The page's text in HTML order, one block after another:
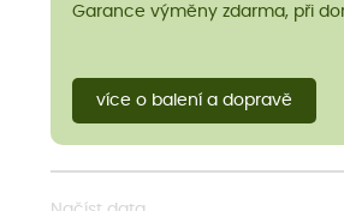
Garance výměny zdarma, při
více o balení a dopravě